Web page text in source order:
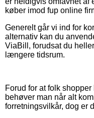
køber imod fup online
Generelt går vi ind for
alternativ kan du
ViaBill, forudsat du
længere tidsrum.
Forud for at folk
behøver man når alt
forretningsvilkår, dog er